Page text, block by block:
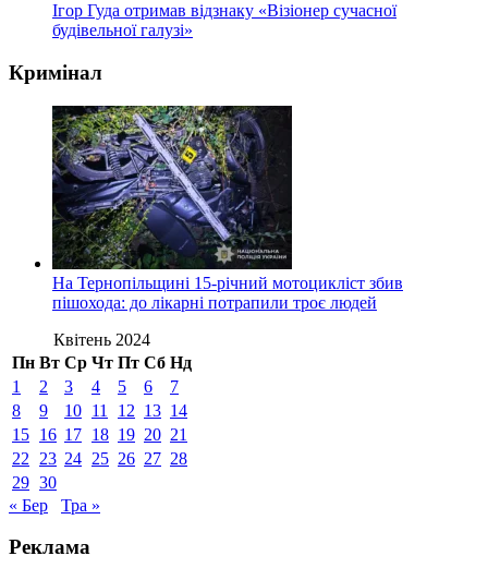
Ігор Гуда отримав відзнаку «Візіонер сучасної
будівельної галузі»
Кримінал
На Тернопільщині 15-річний мотоцикліст збив
пішохода: до лікарні потрапили троє людей
Квітень 2024
Пн Вт Ср Чт Пт Сб Нд
1
2 3 4 5 6
7
8
9 10 11 12 13 14
15 16 17 18 19 20 21
22
23 24 25 26 27 28
29 30
« Бер
Тра »
Реклама